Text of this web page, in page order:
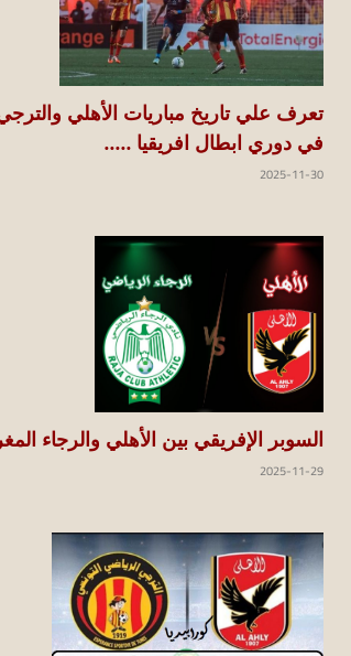
تعرف علي تاريخ مباريات الأهلي
في دوري ابطال افريقيا .....
2025-11-30
السوبر الإفريقي بين الأهلي والرجاء
2025-11-29